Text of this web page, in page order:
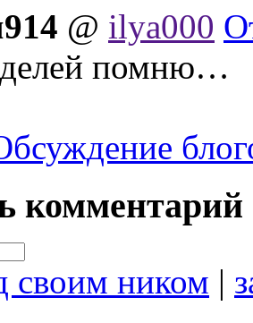
@ ilya000
помню…
комментарий
своим ником |